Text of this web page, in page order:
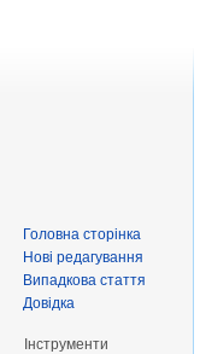
Головна сторінка
Нові редагування
Випадкова стаття
Довідка
Інструменти